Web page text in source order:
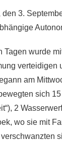
den 3.
Tagen wurde
verteidigen
am
sich
2
wo sie mit